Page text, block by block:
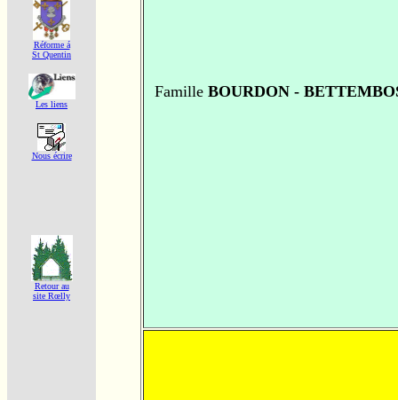
Réforme á
St Quentin
Les liens
Nous écrire
Retour au
site Rœlly
Famille BOURDON -